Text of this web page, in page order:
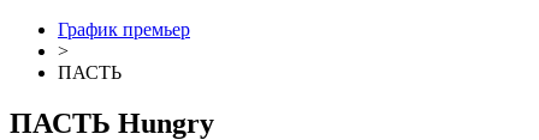
График премьер
>
ПАСТЬ
ПАСТЬ Hungry